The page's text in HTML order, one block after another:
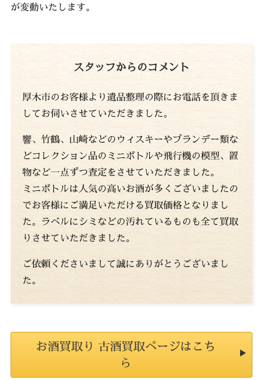
が変動いたします。
スタッフからのコメント
厚木市のお客様より遺品整理の際にお電話を頂きま
してお伺いさせていただきました。
響、竹鶴、山崎などのウィスキーやブランデー類な
どコレクション品のミニボトルや飛行機の模型、置
物など一点ずつ査定をさせていただきました。
ミニボトルは人気の高いお酒が多くございましたの
でお客様にご満足いただける買取価格となりまし
た。ラベルにシミなどの汚れているものも全て買取
りさせていただきました。
ご依頼くださいまして誠にありがとうございまし
た。
お酒買取り 古酒買取ページはこち
ら